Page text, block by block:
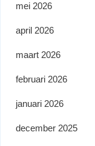
mei 2026
april 2026
maart 2026
februari 2026
januari 2026
december 2025